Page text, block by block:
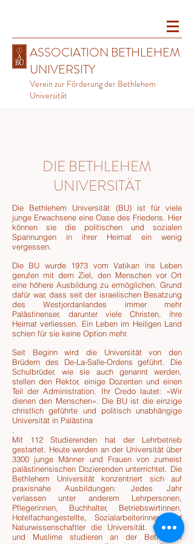
ASSOCIATION BETHLEHEM
UNIVERSITY
Verein zur Förderung der Bethlehem
Universität
DIE BETHLEHEM
UNIVERSITÄT
Die Bethlehem Universität (BU) ist für viele
junge Erwachsene eine Oase des Friedens. Hier
können sie die politischen und sozialen
Spannungen in ihrer Heimat ein wenig
vergessen.
Die BU wurde 1973 vom Vatikan ins Leben
gerufen mit dem Ziel, den Menschen vor Ort
eine höhere Ausbildung zu ermöglichen. Grund
dafür war, dass seit der israelischen Besatzung
des Westjordanlandes immer mehr
Palästinenser, darunter viele Christen, ihre
Heimat verliessen. Ein Leben im Heiligen Land
schien für sie keine Option mehr.
Seit Beginn wird die Universität von den
Brüdern des De-La-Salle­-Ordens geführt. Die
Schulbrüder, wie sie auch genannt werden,
stellen den Rektor, einige Dozenten und einen
Teil der Administration. Ihr Credo lautet: «Wir
dienen den Menschen». Die BU ist die einzige
christlich geführte und politisch unabhängige
Universität in Palästina
.
Mit 112 Studierenden hat der Lehrbetrieb
gestartet. Heute werden an der Universität über
3300 junge Männer und Frauen von zumeist
palästinensischen Dozierenden unterrichtet. Die
Bethlehem Universität konzentriert sich auf
praxisnahe Ausbildungen: Jedes Jahr
verlassen unter anderem Lehrpersonen,
Pflegerinnen, Buchhalter, Betriebswirtinnen,
Hotelfachangestellte, Sozialarbeiterinnen und
Naturwissenschaftler die Universität. Christen
und Muslime studieren an der Bethlehem